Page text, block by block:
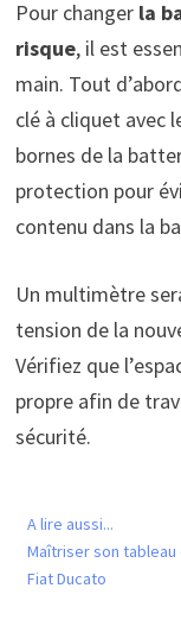
Pour changerla
risque, il est
main. Tout
clé à cliquet avec
bornes de la
protection pour
contenu dans la
Un multimètre
tension de la
Vérifiez que
propre afin de
sécurité.
A lire aussi...
Maîtriser son
Fiat Ducato